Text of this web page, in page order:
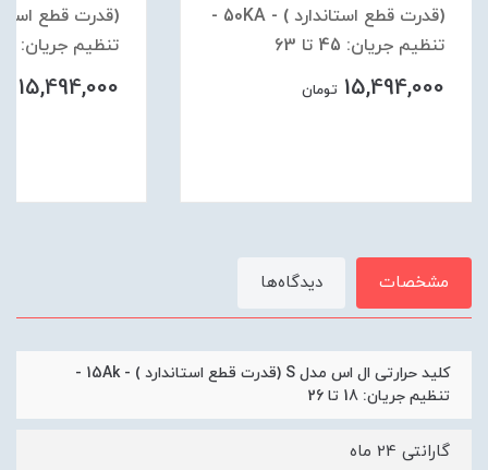
(قدرت قطع استاندارد ) - 50KA -
تنظیم جریان: 45 تا 63
15,494,000 تومان
تنظیم جریان: 34 تا 50
15,494,000
مشخصات دیدگاه‌ها
کلید حرارتی ال اس مدل S (قدرت قطع استاندارد ) - 15Ak -
تنظیم جریان: 18 تا 26
گارانتی 24 ماه